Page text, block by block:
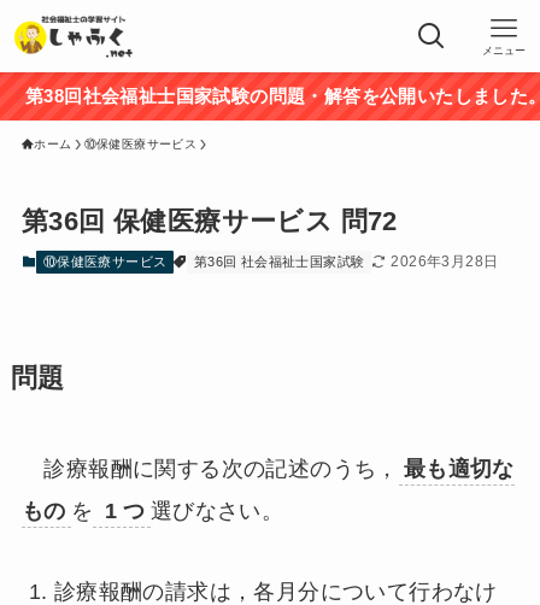
メニュー
回社会福祉士国家試験の問題・解答を公開いたしました。途
ホーム ⑩保健医療サービス
第36回 保健医療サービス 問72
⑩保健医療サービス 第36回 社会福祉士国家試験 2026年3月28日
問題
診療報酬に関する次の記述のうち，
最も適切な
もの を 1 つ 選びなさい。
診療報酬の請求は，各月分について行わなけ